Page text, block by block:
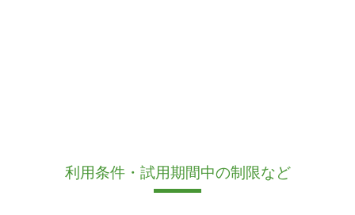
利用条件・試用期間中の制限など